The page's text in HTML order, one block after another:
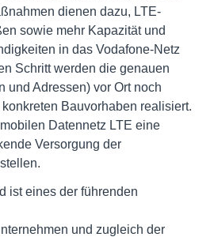
dienen dazu, LTE-
sowie mehr Kapazität und
in das Vodafone-Netz
Schritt werden die genauen
und Adressen) vor Ort noch
Bauvorhaben realisiert.
Datennetz LTE eine
Versorgung der
ist eines der führenden
und zugleich der